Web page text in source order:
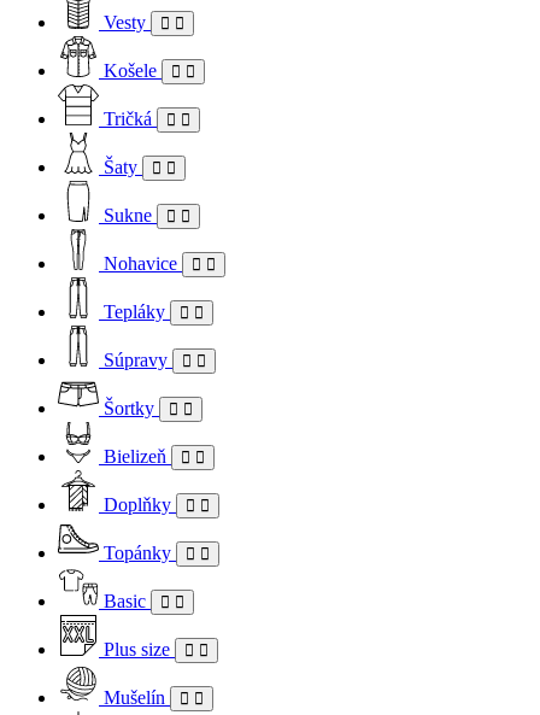
Vesty
Košele
Tričká
Šaty
Sukne
Nohavice
Tepláky
Súpravy
Šortky
Bielizeň
Doplňky
Topánky
Basic
Plus size
Mušelín